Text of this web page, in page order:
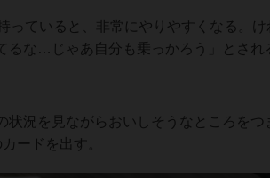
っていると、非常にやりやすくなる。
な…じゃあ自分も乗っかろう」とされ
状況を見ながらおいしそうなところを
ードを出す。